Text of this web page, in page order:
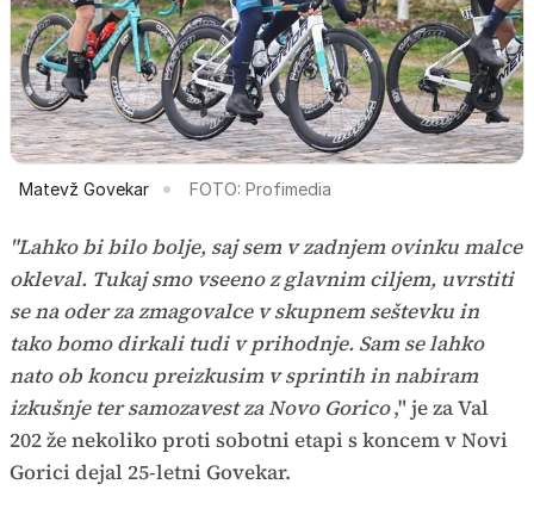
Matevž Govekar FOTO: Profimedia
"Lahko bi bilo bolje, saj sem v zadnjem ovinku malce
okleval. Tukaj smo vseeno z glavnim ciljem, uvrstiti
se na oder za zmagovalce v skupnem seštevku in
tako bomo dirkali tudi v prihodnje. Sam se lahko
nato ob koncu preizkusim v sprintih in nabiram
izkušnje ter samozavest za Novo Gorico," je za Val
202 že nekoliko proti sobotni etapi s koncem v Novi
Gorici dejal 25-letni Govekar.